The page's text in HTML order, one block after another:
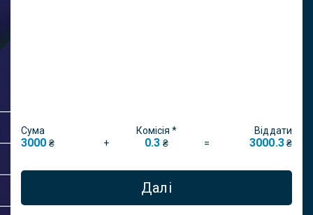
Сума Комісія * Віддати
3000 ₴ + 0.3 ₴ = 3000.3₴
Далі